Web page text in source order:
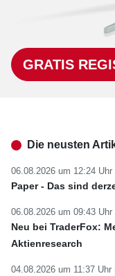
GRATIS
Die neusten
06.08.2026 um 12:24 Uhr |
Paper - Das sind
06.08.2026 um 09:43 Uhr |
Neu bei TraderFox:
Aktienresearch
04.08.2026 um 11:37 Uhr |